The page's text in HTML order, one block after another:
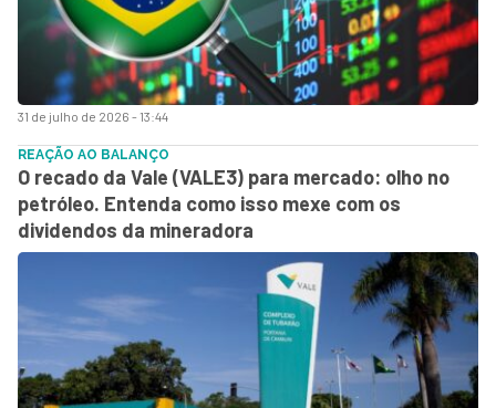
31 de julho de 2026 - 13:44
REAÇÃO AO BALANÇO
O recado da Vale (VALE3) para mercado: olho no
petróleo. Entenda como isso mexe com os
dividendos da mineradora